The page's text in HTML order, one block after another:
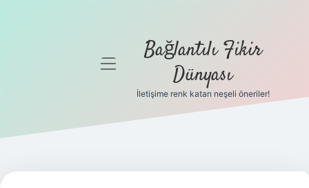
Gizlilik
menüyü
Bağlantılı Fikir
Dünyası
İletişime renk katan neşeli öneriler!